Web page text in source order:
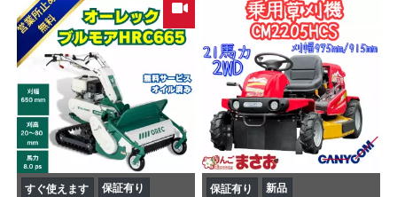
すぐ使えます
保証有り
保証有り 新品